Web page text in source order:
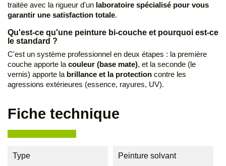
traitée avec la rigueur d'un laboratoire spécialisé pour vous
garantir une satisfaction totale.
Qu'est-ce qu'une peinture bi-couche et pourquoi est-ce
le standard ?
C'est un système professionnel en deux étapes : la première
couche apporte lacouleur (base mate), et la seconde (le
vernis) apporte la brillance et la protection contre les
agressions extérieures (essence, rayures, UV).
Fiche technique
Type Peinture solvant